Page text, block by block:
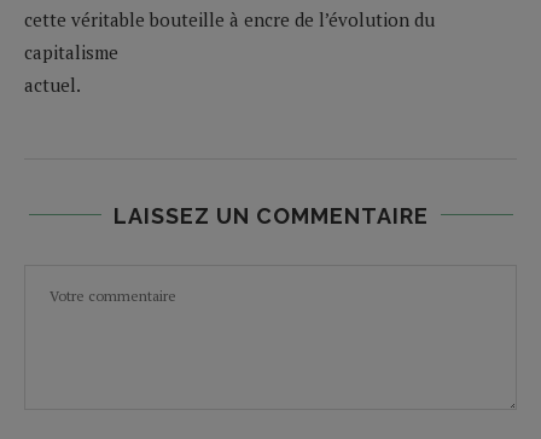
cette véritable bouteille à encre de l’évolution du
capitalisme
actuel.
LAISSEZ UN COMMENTAIRE